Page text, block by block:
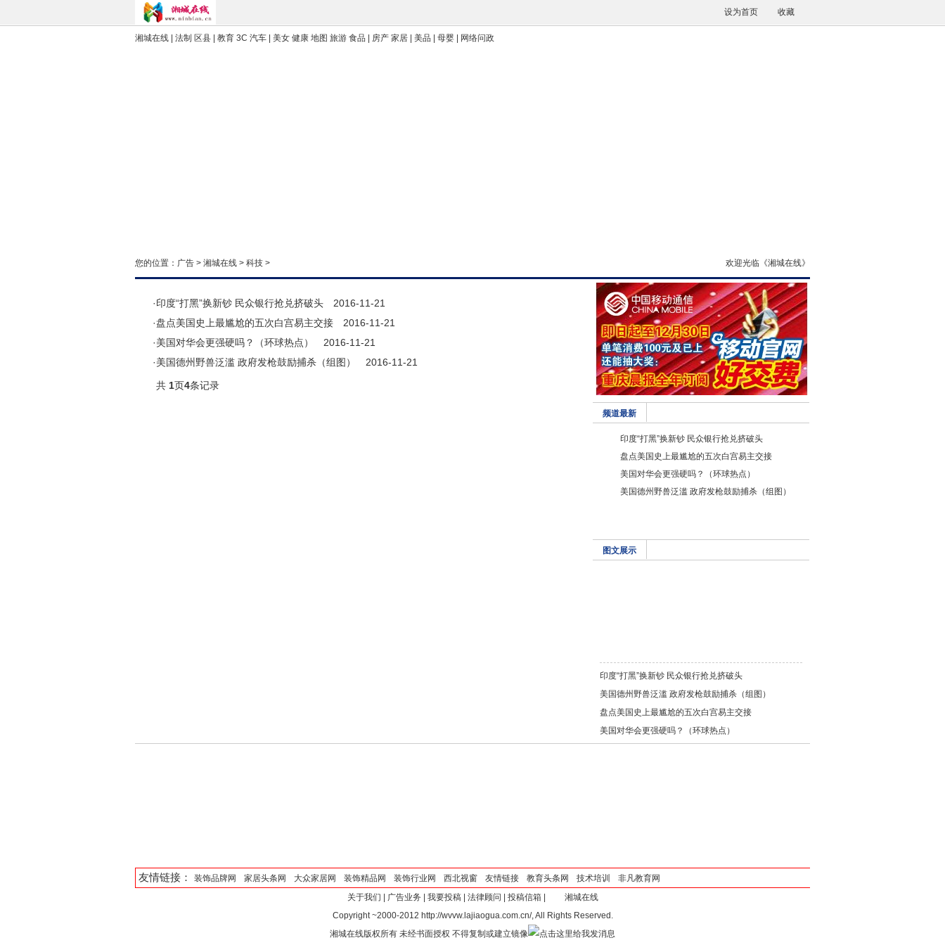
设为首页 收藏
湘城在线 | 法制 区县 | 教育 3C 汽车 | 美女 健康 地图 旅游 食品 | 房产 家居 | 美品 | 母婴 | 网络问政
您的位置： 广告 > 湘城在线 > 科技 > 欢迎光临《湘城在线》
·印度“打黑”换新钞 民众银行抢兑挤破头 2016-11-21
·盘点美国史上最尴尬的五次白宫易主交接 2016-11-21
·美国对华会更强硬吗？（环球热点）
2016-11-21
·美国德州野兽泛滥 政府发枪鼓励捕杀（组图） 2016-11-21
共 1页4条记录
频道最新
印度“打黑”换新钞 民众银行抢兑挤破头
盘点美国史上最尴尬的五次白宫易主交接
美国对华会更强硬吗？（环球热点）
美国德州野兽泛滥 政府发枪鼓励捕杀（组图）
图文展示
印度“打黑”换新钞 民众银行抢兑挤破头
美国德州野兽泛滥 政府发枪鼓励捕杀（组图）
盘点美国史上最尴尬的五次白宫易主交接
美国对华会更强硬吗？（环球热点）
友情链接： 装饰品牌网 家居头条网 大众家居网 装饰精品网 装饰行业网 西北视窗 友情链接 教育头条网 技术培训
非凡教育网
关于我们
广告业务 我要投稿| 法律顾问 投稿信箱
湘城在线
Copyright ~2000-2012 http://wvvw.lajiaogua.com.cn/, All Rights Reserved.
湘城在线版权所有 未经书面授权 不得复制或建立镜像